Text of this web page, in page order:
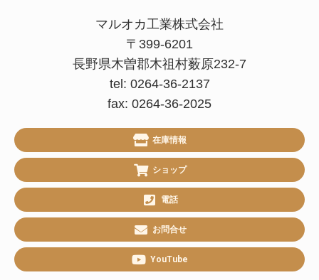
マルオカ工業株式会社
〒399-6201
長野県木曽郡木祖村薮原232-7
tel: 0264-36-2137
fax: 0264-36-2025
在庫情報
ショップ
電話
お問合せ
YouTube